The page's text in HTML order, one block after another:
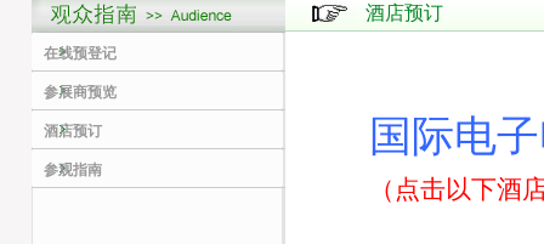
在线预登记
参展商预览
酒店预订
参观指南
酒店预订
国际电
（ 点击以下酒